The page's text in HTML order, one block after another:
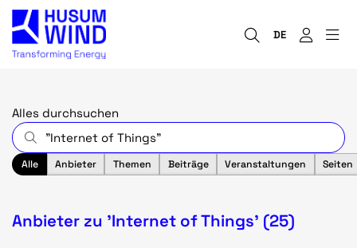
DE
Alles durchsuchen
Alle Anbieter Themen Beiträge Veranstaltungen Seiten
Anbieter zu 'Internet of Things' (25)